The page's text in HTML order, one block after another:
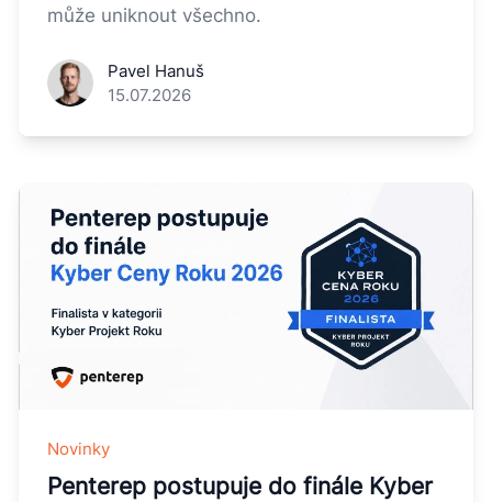
může uniknout všechno.
Pavel Hanuš
15.07.2026
Novinky
Penterep postupuje do finále Kyber